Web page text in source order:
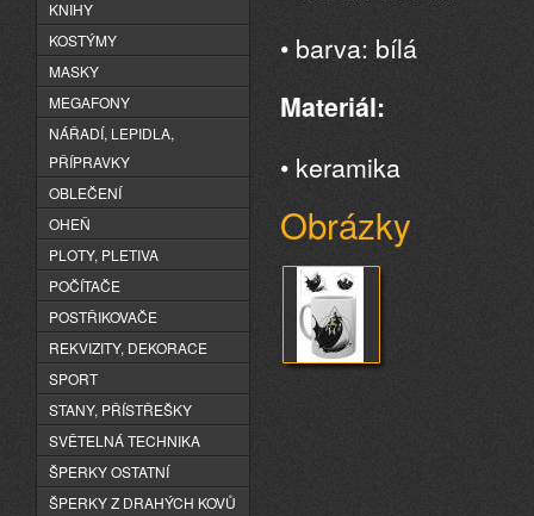
• barva: bílá
Materiál:
• keramika
Obrázky
KNIHY
KOSTÝMY
MASKY
MEGAFONY
NÁŘADÍ, LEPIDLA,
PŘÍPRAVKY
OBLEČENÍ
OHEŇ
PLOTY, PLETIVA
POČÍTAČE
POSTŘIKOVAČE
REKVIZITY, DEKORACE
SPORT
STANY, PŘÍSTŘEŠKY
SVĚTELNÁ TECHNIKA
ŠPERKY OSTATNÍ
ŠPERKY Z DRAHÝCH KOVŮ